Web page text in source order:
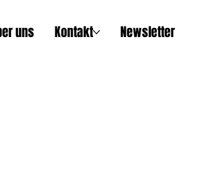
uns Kontakt Newsletter